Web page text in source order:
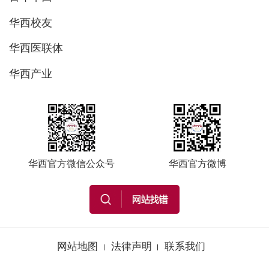
华西校友
华西医联体
华西产业
华西官方微信公众号 华西官方微博
网站地图 法律声明 联系我们